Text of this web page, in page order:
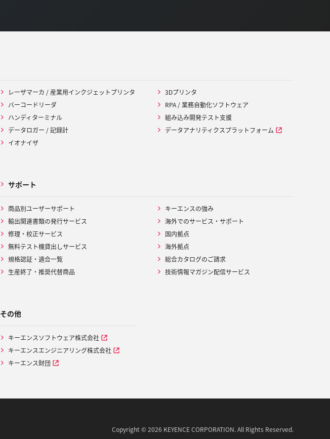
レーザマーカ / 産業用インクジェットプリンタ
バーコードリーダ
ハンディターミナル
データロガー / 記録計
イオナイザ
3Dプリンタ
RPA / 業務自動化ソフトウェア
組み込み開発テスト支援
データアナリティクスプラットフォーム
サポート
商品別ユーザーサポート
輸出関連書類の発行サービス
修理・校正サービス
無料テスト機貸出しサービス
規格認証・適合一覧
生産終了・推奨代替商品
キーエンスの強み
海外でのサービス・サポート
国内拠点
海外拠点
総合カタログのご請求
技術情報マガジン配信サービス
その他
キーエンスソフトウェア株式会社
キーエンスエンジニアリング株式会社
キーエンス財団
Copyright © 2026 KEYENCE CORPORATION. All Rights Reserved.